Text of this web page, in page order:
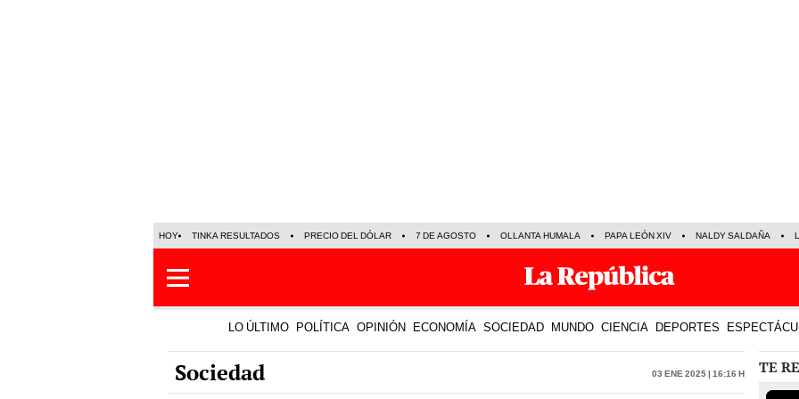
HOY TINKA RESULTADOS PRECIO DEL DÓLAR 7 DE AGOSTO OLLANTA HUMALA PAPA LEÓN XIV NALDY SALDAÑA
LO ÚLTIMO POLÍTICA OPINIÓN ECONOMÍA SOCIEDAD MUNDO CIENCIA DEPORTES
Sociedad 03 Ene 2025 | 16:16 h TE